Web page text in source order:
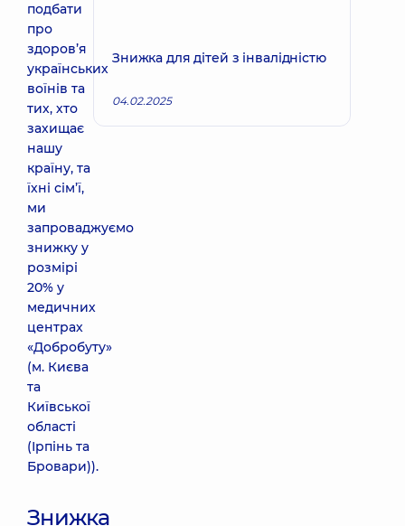
подбати
про
здоров’я
українських
воїнів та
тих, хто
захищає
нашу
країну, та
їхні сім’ї,
ми
запроваджуємо
знижку у
розмірі
20% у
медичних
центрах
«Добробуту»
(м. Києва
та
Київської
області
(Ірпінь та
Бровари)).
Знижка
Знижка для дітей з інвалідністю
04.02.2025